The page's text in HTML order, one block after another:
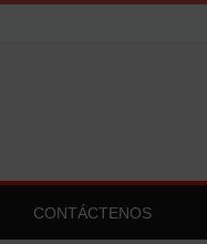
CONTÁCTENOS